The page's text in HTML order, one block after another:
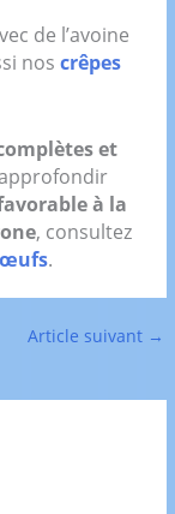
de l’avoine
noscrêpes
et
à la
, consultez
œufs.
Article suivant →